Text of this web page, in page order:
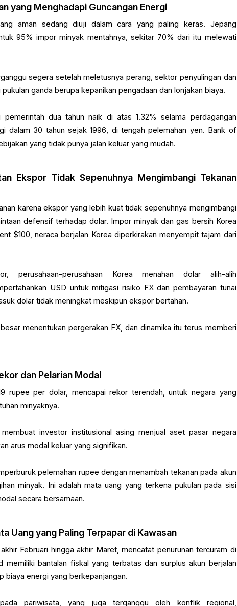
yang Menghadapi Guncangan Energi
aman sedang diuji dalam cara yang paling keras. Jepang
95% impor minyak mentahnya, sekitar 70% dari itu melewati
segera setelah meletusnya perang, sektor penyulingan dan
ganda berupa kepanikan pengadaan dan lonjakan biaya.
dua tahun naik di atas 1.32% selama perdagangan
dalam 30 tahun sejak 1996, di tengah pelemahan yen. Bank of
yang tidak punya jalan keluar yang mudah.
Ekspor Tidak Sepenuhnya Mengimbangi Tekanan
karena ekspor yang lebih kuat tidak sepenuhnya mengimbangi
defensif terhadap dolar. Impor minyak dan gas bersih Korea
$100, neraca berjalan Korea diperkirakan menyempit tajam dari
perusahaan-perusahaan Korea menahan dolar alih-alih
USD untuk mitigasi risiko FX dan pembayaran tunai
dolar tidak meningkat meskipun ekspor bertahan.
menentukan pergerakan FX, dan dinamika itu terus memberi
dan Pelarian Modal
rupee per dolar, mencapai rekor terendah, untuk negara yang
minyaknya.
investor institusional asing menjual aset pasar negara
arus modal keluar yang signifikan.
pelemahan rupee dengan menambah tekanan pada akun
minyak. Ini adalah mata uang yang terkena pukulan pada sisi
secara bersamaan.
Uang yang Paling Terpapar di Kawasan
Februari hingga akhir Maret, mencatat penurunan tercuram di
memiliki bantalan fiskal yang terbatas dan surplus akun berjalan
biaya energi yang berkepanjangan.
pariwisata, yang juga terganggu oleh konflik regional,